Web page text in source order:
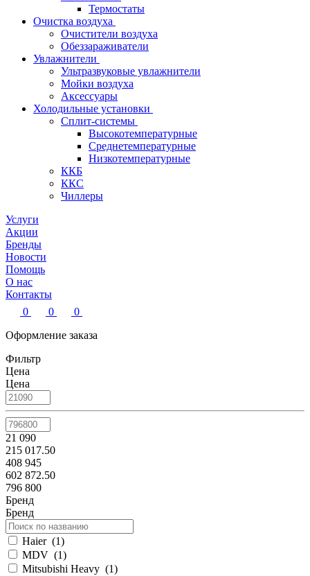
Термостаты
Очистка воздуха
Очистители воздуха
Обеззараживатели
Увлажнители
Ультразвуковые увлажнители
Мойки воздуха
Аксессуары
Холодильные установки
Сплит-системы
Высокотемпературные
Среднетемпературные
Низкотемпературные
ККБ
ККС
Чиллеры
Услуги
Акции
Бренды
Новости
Помощь
О нас
Контакты
0
0
0
Оформление заказа
Фильтр
Цена
Цена
21 090
215 017.50
408 945
602 872.50
796 800
Бренд
Бренд
Haier (1)
MDV (1)
Mitsubishi Heavy (1)